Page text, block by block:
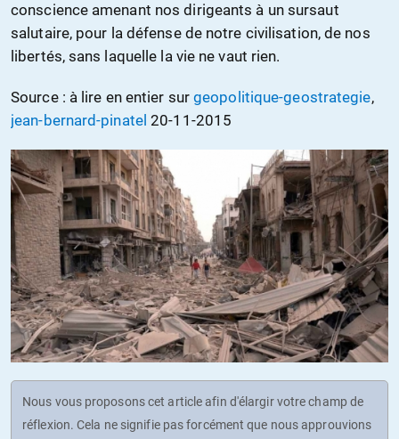
conscience amenant nos dirigeants à un sursaut
salutaire, pour la défense de notre civilisation, de nos
libertés, sans laquelle la vie ne vaut rien.
Source : à lire en entier surgeopolitique-geostrategie,
jean-bernard-pinatel 20-11-2015
Nous vous proposons cet article afin d'élargir votre champ de
réflexion. Cela ne signifie pas forcément que nous approuvions